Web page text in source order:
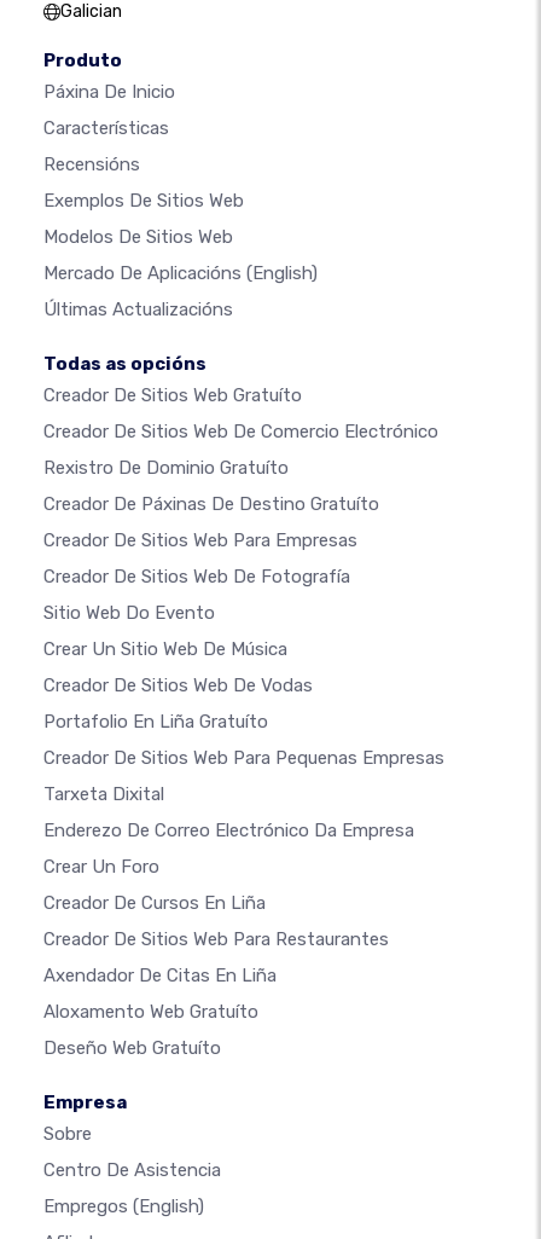
Galician
Produto
Páxina De Inicio
Características
Recensións
Exemplos De Sitios Web
Modelos De Sitios Web
Mercado De Aplicacións (English)
Últimas Actualizacións
Todas as opcións
Creador De Sitios Web Gratuíto
Creador De Sitios Web De Comercio Electrónico
Rexistro De Dominio Gratuíto
Creador De Páxinas De Destino Gratuíto
Creador De Sitios Web Para Empresas
Creador De Sitios Web De Fotografía
Sitio Web Do Evento
Crear Un Sitio Web De Música
Creador De Sitios Web De Vodas
Portafolio En Liña Gratuíto
Creador De Sitios Web Para Pequenas Empresas
Tarxeta Dixital
Enderezo De Correo Electrónico Da Empresa
Crear Un Foro
Creador De Cursos En Liña
Creador De Sitios Web Para Restaurantes
Axendador De Citas En Liña
Aloxamento Web Gratuíto
Deseño Web Gratuíto
Empresa
Sobre
Centro De Asistencia
Empregos (English)